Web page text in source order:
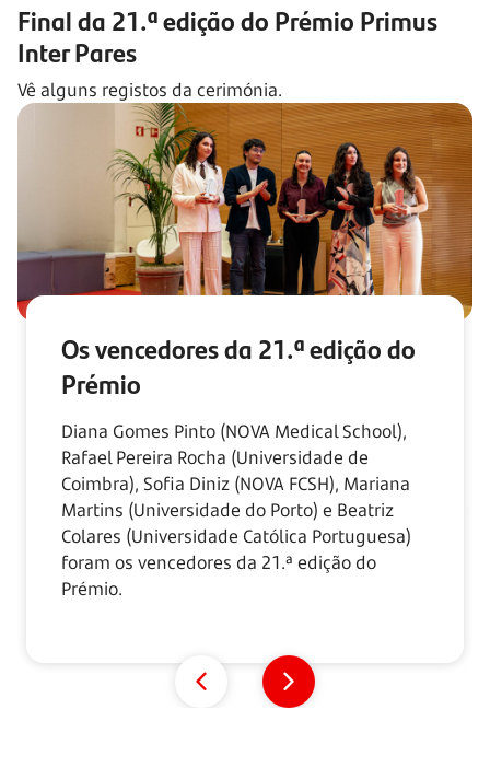
Final da 21.ª edição do Prémio Primus
Inter Pares
Vê alguns registos da cerimónia.
Os vencedores da 21.ª edição do
Prémio
Diana Gomes Pinto (NOVA Medical School),
Rafael Pereira Rocha (Universidade de
Coimbra), Sofia Diniz (NOVA FCSH), Mariana
Martins (Universidade do Porto) e Beatriz
Colares (Universidade Católica Portuguesa)
foram os vencedores da 21.ª edição do
Prémio.